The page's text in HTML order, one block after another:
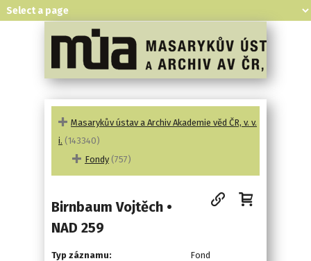
Masarykův ústav a Archiv Akademie věd ČR, v. v.
i. (143340)
Fondy (757)
Birnbaum Vojtěch •
NAD 259
Typ záznamu: Fond